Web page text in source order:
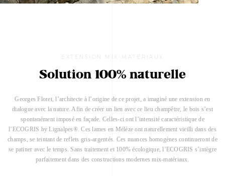
EXTENSION MIX-MATÉRIAUX
Solution 100% naturelle
Georges Floret, l’architecte à l’origine de ce projet, a imaginé une extension en
dialogue avec la nature. Afin de créer un lien avec ce lieu champêtre, le bois s’est
spontanément imposé en façade. Celles-ci ont l’intensité caractéristique de
l’ECOGRIS by Lignalpes®. Ces lames en Mélèze ont naturellement vieilli dans des
champs, se teintant de reflets gris-argentés. Ces nuances homogènes continueront de
se patiner avec le temps. Sans traitement et 100% écologique, l’ECOGRIS s’intègre
parfaitement dans des constructions modernes mix-matériaux.